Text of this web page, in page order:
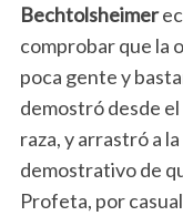
Bechtolsheimer
comprobar que la
poca gente y
demostró desde
raza, y arrastró a
demostrativo de
Profeta, por